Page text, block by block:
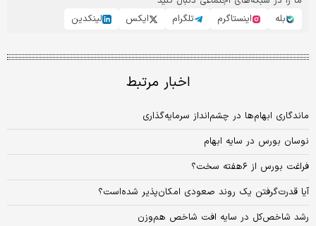
بله
اینستاگرم تلگرام ایکس لینکدین
اخبار مرتبط
ماندگاری ابهام‌‌‌‌‌‌ها در چشم‌‌‌‌‌‌انداز سرمایه‌گذاری
نوسان بورس در سایه ابهام
فراغت بورس از ۶هفته سخت؟
آیا قدرت‌گرفتن یک روند صعودی امکان‌پذیر شده‌است؟
رشد شاخص‌کل در سایه افت شاخص هم‌وزن